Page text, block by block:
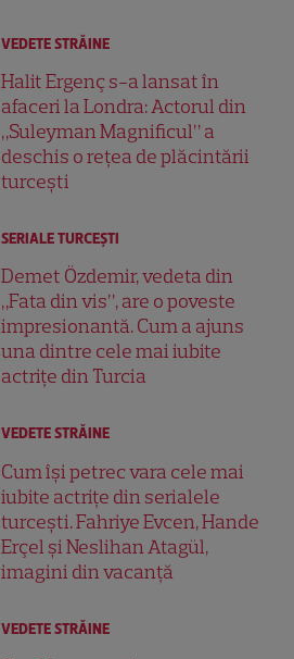
VEDETE STRĂINE
Halit Ergenç s-a lansat în
afaceri la Londra: Actorul din
„Suleyman Magnificul” a
deschis o rețea de plăcintării
turcești
SERIALE TURCEŞTI
Demet Özdemir, vedeta din
„Fata din vis”, are o poveste
impresionantă. Cum a ajuns
una dintre cele mai iubite
actrițe din Turcia
VEDETE STRĂINE
Cum își petrec vara cele mai
iubite actrițe din serialele
turcești. Fahriye Evcen, Hande
Erçel și Neslihan Atagül,
imagini din vacanță
VEDETE STRĂINE